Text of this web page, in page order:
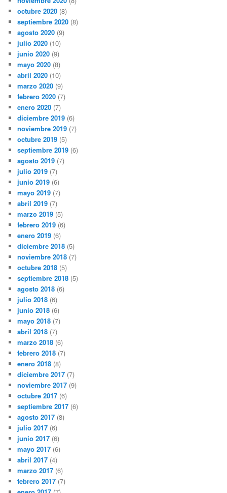
octubre 2020 (8)
septiembre 2020 (8)
agosto 2020 (9)
julio 2020 (10)
junio 2020 (9)
mayo 2020 (8)
abril 2020 (10)
marzo 2020 (9)
febrero 2020 (7)
enero 2020 (7)
diciembre 2019 (6)
noviembre 2019 (7)
octubre 2019 (5)
septiembre 2019 (6)
agosto 2019 (7)
julio 2019 (7)
junio 2019 (6)
mayo 2019 (7)
abril 2019 (7)
marzo 2019 (5)
febrero 2019 (6)
enero 2019 (6)
diciembre 2018 (5)
noviembre 2018 (7)
octubre 2018 (5)
septiembre 2018 (5)
agosto 2018 (6)
julio 2018 (6)
junio 2018 (6)
mayo 2018 (7)
abril 2018 (7)
marzo 2018 (6)
febrero 2018 (7)
enero 2018 (8)
diciembre 2017 (7)
noviembre 2017 (9)
octubre 2017 (6)
septiembre 2017 (6)
agosto 2017 (8)
julio 2017 (6)
junio 2017 (6)
mayo 2017 (6)
abril 2017 (4)
marzo 2017 (6)
febrero 2017 (7)